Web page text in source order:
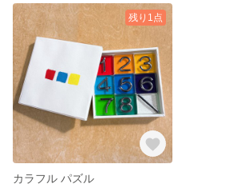
残り1点
カラフル パズル